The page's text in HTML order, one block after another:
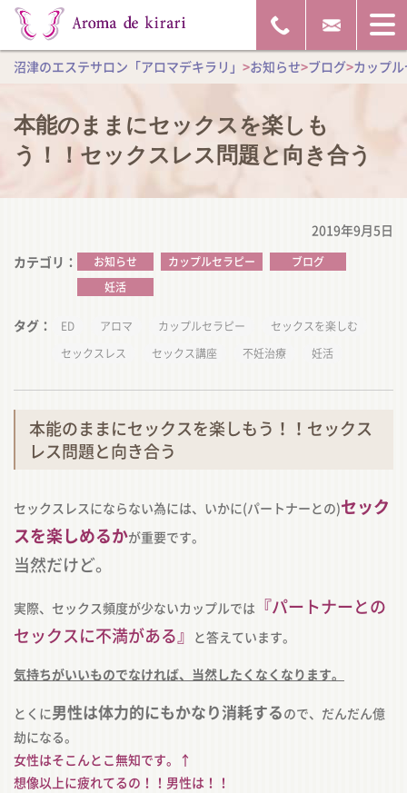
沼津のエステサロン「アロマデキラリ」 >お知らせ>ブログ>カップ
本能のままにセックスを楽しも
う！！セックスレス問題と向き合う
2019年9月5日
カテゴリ
お知らせ カップルセラピー
ブログ
妊活
タグ ED アロマ カップルセラピー
セックスを楽しむ
セックスレス
セックス講座 不妊治療 妊活
本能のままにセックスを楽しもう！！セックス
レス問題と向き合う
セックスレスにならない為には、いかに(パートナーとの)セック
スを楽しめるかが重要です。
当然だけど。
実際、セックス頻度が少ないカップルでは 『パートナーとの
セックスに不満がある』 と答えています。
気持ちがいいものでなければ、当然したくなくなります。
とくに男性は体力的にもかなり消耗するので、だんだん億
劫になる。
女性はそこんとこ無知です。↑
想像以上に疲れてるの！！男性は！！